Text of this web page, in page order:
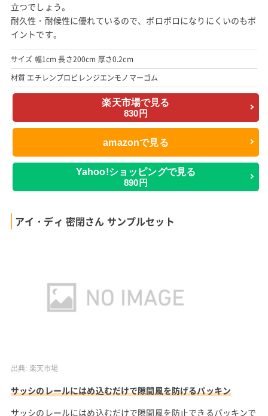
立つでしょう。
耐久性・耐候性に優れているので、ボロボロになりにくいのもポ
イントです。
サイズ 幅1cm 長さ200cm 厚さ0.2cm
材質 エチレンプロピレンジエンモノマーゴム
楽天市場で見る
830円
amazonで見る
Yahoo!ショッピングで見る
890円
アイ・ディ 密閉さん サンプルセット
出典: 楽天市場
サッシのレールにはめ込むだけで隙間風を防げるパッキン
サッシのレールにはめ込むだけで隙間風を防止できるパッキンで